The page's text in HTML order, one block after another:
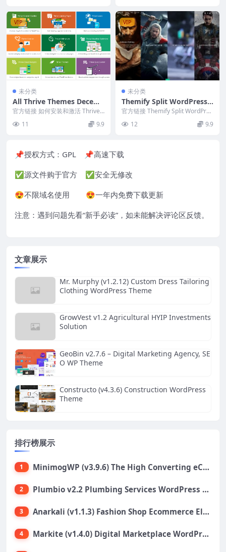
VIP
未分类
All Thrive Themes Decem
ber 16, 2023
官方链接 如何安装和激活 Thrive
主题 237，作者：Shane Mela...
11 9.9
VIP
未分类
Themify Split WordPress T
heme v7.1.8 #
官方链接 Themify Split WordPres
12 9.9
📌授权方式： GPL 📌高速下载
✅源文件购于官方 ✅安全无修改
😍不限域名使用 😍一年内免费下载更新
注意：遇到问题先看“新手必读”，如未能解决评论区反馈。
文章展示
Mr. Murphy (v1.2.12) Custom Dress Tailoring
Clothing WordPress Theme
GrowVest v1.2 Agricultural HYIP Investments
Solution
GeoBin v2.7.6 – Digital Marketing Agency, SE
O WP Theme
Constructo (v4.3.6) Construction WordPress
Theme
排行榜展示
1 MinimogWP (v3.9.6) The High Converting eCommerce WordPress Theme
2 Plumbio v2.2 Plumbing Services WordPress Theme
3 Anarkali (v1.1.3) Fashion Shop Ecommerce Elementor Theme
4 Markite (v1.4.0) Digital Marketplace WordPress Theme